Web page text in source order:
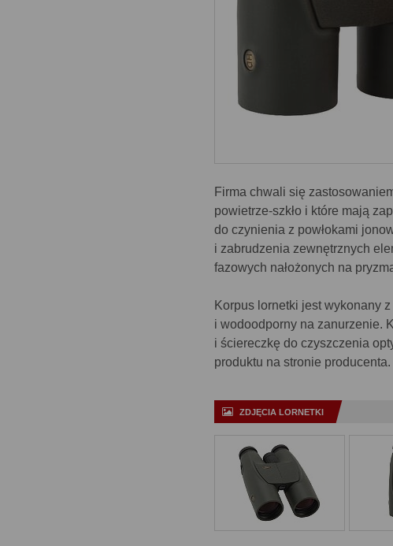
Firma chwali się
powietrze-szkło i które mają
do czynienia z powłokami
i zabrudzenia zewnętrznych
fazowych nałożonych na
Korpus lornetki jest wykonany
i wodoodporny na zanurzenie.
i ściereczkę do czyszczenia
produktu na stronie producenta.
ZDJĘCIA LORNETKI